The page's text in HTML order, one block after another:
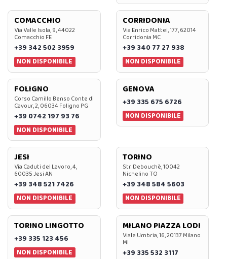
COMACCHIO
Via Valle Isola, 9, 44022
Comacchio FE
+39 342 502 3959
NON DISPONIBILE
CORRIDONIA
Via Enrico Mattei, 177, 62014
Corridonia MC
+39 340 77 27 938
NON DISPONIBILE
FOLIGNO
Corso Camillo Benso Conte di
Cavour, 2, 06034 Foligno PG
+39 0742 197 93 76
NON DISPONIBILE
GENOVA
+39 335 675 6726
NON DISPONIBILE
JESI
Via Caduti del Lavoro, 4,
60035 Jesi AN
+39 348 521 7426
NON DISPONIBILE
TORINO
Str. Debouchè, 10042
Nichelino TO
+39 348 584 5603
NON DISPONIBILE
TORINO LINGOTTO
+39 335 123 456
NON DISPONIBILE
MILANO PIAZZA LODI
Viale Umbria, 16, 20137 Milano
MI
+39 335 532 3117